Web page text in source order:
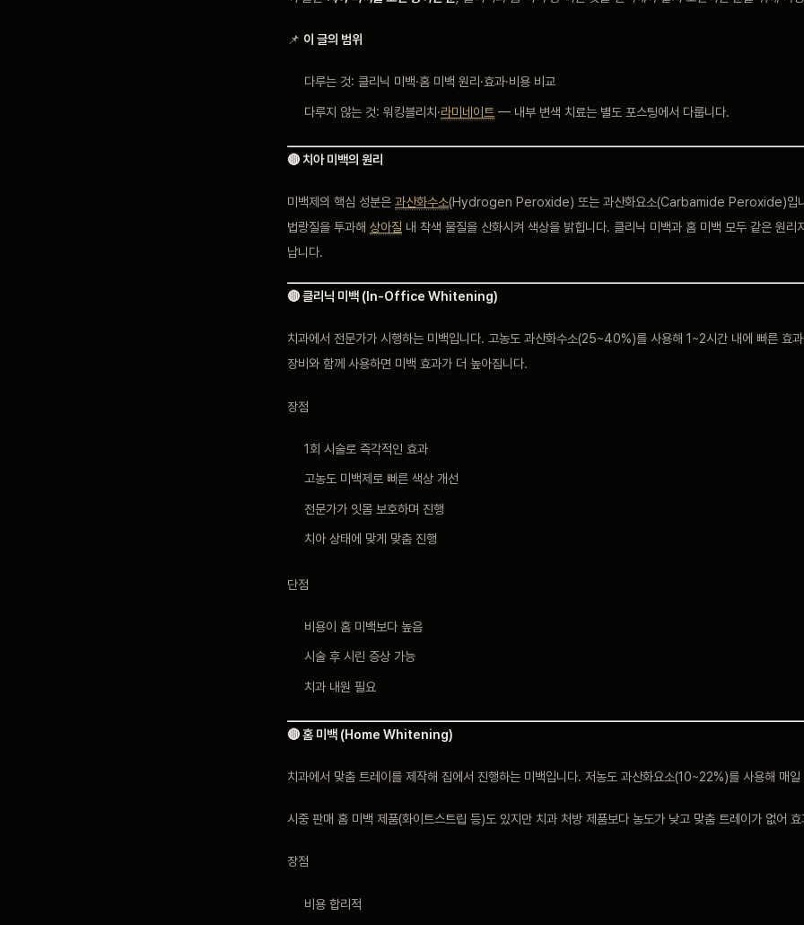
📌 이 글의 범위
다루는 것: 클리닉 미백·홈 미백 원리·효과·비용 비교
다루지 않는 것: 워킹블리치·라미네이트 — 내부 변색 치료는 별도 포스팅에서 다룹니다.
🔴 치아 미백의 원리
미백제의 핵심 성분은 과산화수소(Hydrogen Peroxide) 또는 과산화요소(Carbamide Peroxide)입
법랑질을 투과해 상아질 내 착색 물질을 산화시켜 색상을 밝힙니다. 클리닉 미백과 홈 미백 모두 같은 원리
납니다.
🔴 클리닉 미백 (In-Office Whitening)
치과에서 전문가가 시행하는 미백입니다. 고농도 과산화수소(25~40%)를 사용해 1~2시간 내에 빠른 효
장비와 함께 사용하면 미백 효과가 더 높아집니다.
장점
1회 시술로 즉각적인 효과
고농도 미백제로 빠른 색상 개선
전문가가 잇몸 보호하며 진행
치아 상태에 맞게 맞춤 진행
단점
비용이 홈 미백보다 높음
시술 후 시린 증상 가능
치과 내원 필요
🔴 홈 미백 (Home Whitening)
치과에서 맞춤 트레이를 제작해 집에서 진행하는 미백입니다. 저농도 과산화요소(10~22%)를 사용해 매
시중 판매 홈 미백 제품(화이트스트립 등)도 있지만 치과 처방 제품보다 농도가 낮고 맞춤 트레이가 없어
장점
비용 합리적